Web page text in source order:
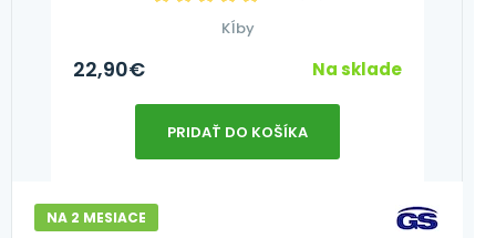
Kĺby
22,90€ Na sklade
PRIDAŤ DO KOŠÍKA
NA 2 MESIACE